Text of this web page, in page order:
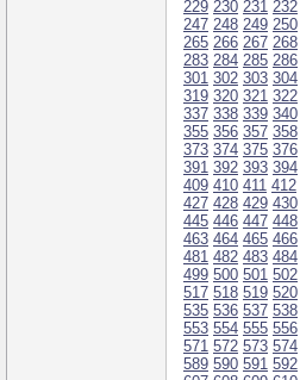
229 230 231 232
247 248 249 250
265 266 267 268
283 284 285 286
301 302 303 304
319 320 321 322
337 338 339 340
355 356 357 358
373 374 375 376
391 392 393 394
409 410 411 412
427 428 429 430
445 446 447 448
463 464 465 466
481 482 483 484
499 500 501 502
517 518 519 520
535 536 537 538
553 554 555 556
571 572 573 574
589 590 591 592